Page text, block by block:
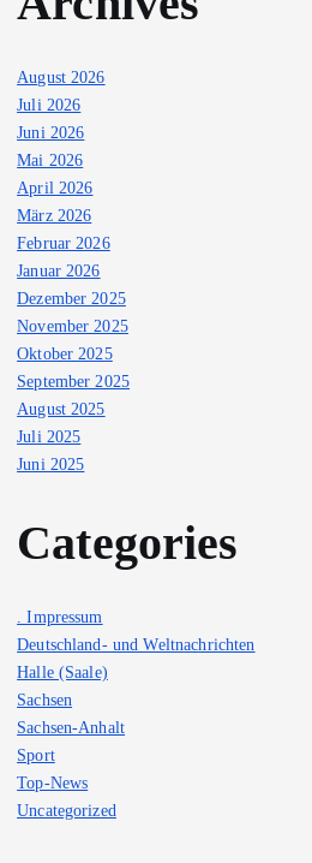
August 2026
Juli 2026
Juni 2026
Mai 2026
April 2026
März 2026
Februar 2026
Januar 2026
Dezember 2025
November 2025
Oktober 2025
September 2025
August 2025
Juli 2025
Juni 2025
Categories
. Impressum
Deutschland- und Weltnachrichten
Halle (Saale)
Sachsen
Sachsen-Anhalt
Sport
Top-News
Uncategorized